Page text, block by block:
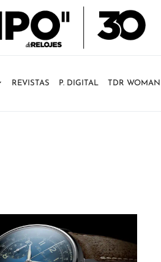
REVISTAS P. DIGITAL TDR WOMAN